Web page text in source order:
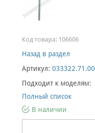
Код товара: 106606
Назад в раздел
Артикул: 033322.71.00
Подходит к моделям:
Полный список
В наличии